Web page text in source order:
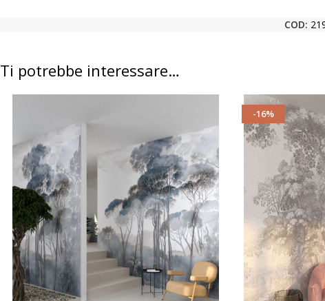
COD:
Ti potrebbe interessare…
-16%